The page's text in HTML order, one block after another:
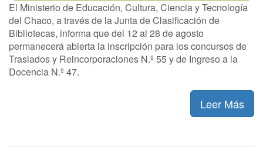
El Ministerio de Educación, Cultura, Ciencia y Tecnología
del Chaco, a través de la Junta de Clasificación de
Bibliotecas, informa que del 12 al 28 de agosto
permanecerá abierta la inscripción para los concursos de
Traslados y Reincorporaciones N.º 55 y de Ingreso a la
Docencia N.º 47.
Leer Más